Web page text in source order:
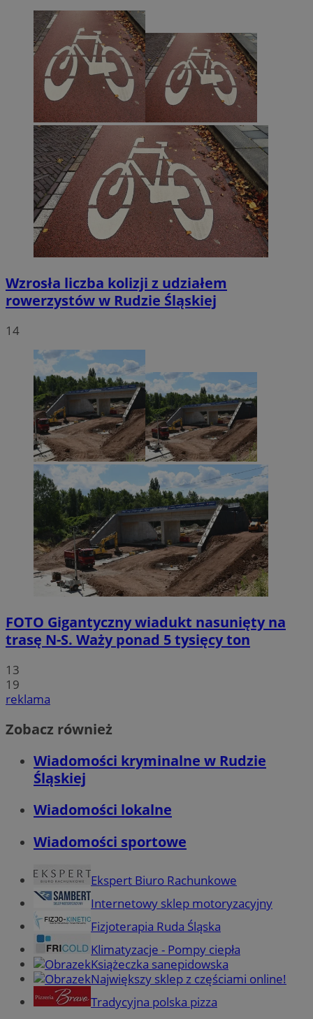
Wzrosła liczba kolizji z udziałem
rowerzystów w Rudzie Śląskiej
14
FOTO Gigantyczny wiadukt nasunięty na
trasę N-S. Waży ponad 5 tysięcy ton
13
19
reklama
Zobacz również
Wiadomości kryminalne w Rudzie
Śląskiej
Wiadomości lokalne
Wiadomości sportowe
Ekspert Biuro Rachunkowe
Internetowy sklep motoryzacyjny
Fizjoterapia Ruda Śląska
Klimatyzacje - Pompy ciepła
Książeczka sanepidowska
Największy sklep z częściami online!
Tradycyjna polska pizza